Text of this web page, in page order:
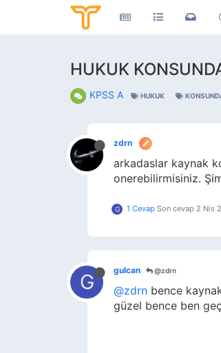
HUKUK
KPSS A HUKUK
zdrn
arkadaslar kaynak
onerebilirmisiniz.
G 1 Cevap Son cevap 2 Nis
G gulcan @zdrn
@zdrn bence
güzel bence ben